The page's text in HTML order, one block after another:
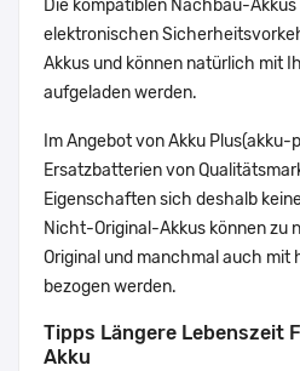
Die kompatiblen Nachbau-
elektronischen
Akkus und können natürlich mit
aufgeladen werden.
Im Angebot von Akku
Ersatzbatterien von
Eigenschaften sich deshalb
Nicht-Original-Akkus können zu
Original und manchmal auch mit
bezogen werden.
Tipps Längere Lebenszeit
Akku